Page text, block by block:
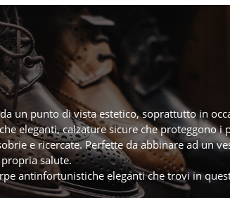
un punto di vista estetico, soprattutto in
eleganti, calzature sicure che proteggono i
e ricercate. Perfette da abbinare ad un
salute.
antinfortunistiche eleganti che trovi in